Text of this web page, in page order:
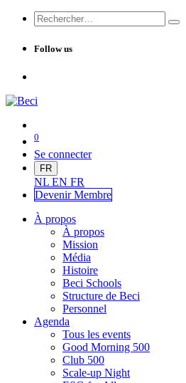
Follow us
0
Se connecter
FR
NL EN FR
Devenir Membre
À propos
À propos
Mission
Média
Histoire
Beci Schools
Structure de Beci
Personnel
Agenda
Tous les events
Good Morning 500
Club 500
Scale-up Night